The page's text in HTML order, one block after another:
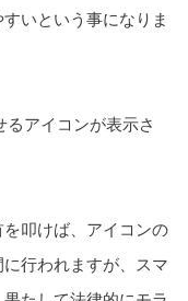
いという事になりま
るアイコンが表示さ
叩けば、アイコンの
行われますが、スマ